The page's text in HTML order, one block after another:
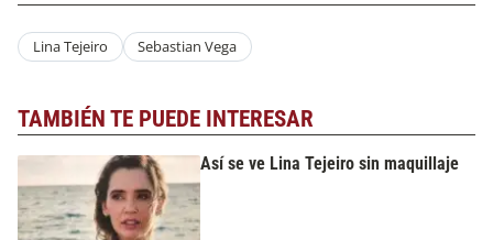
Lina Tejeiro Sebastian Vega
TAMBIÉN TE PUEDE INTERESAR
Así se ve Lina Tejeiro sin maquillaje